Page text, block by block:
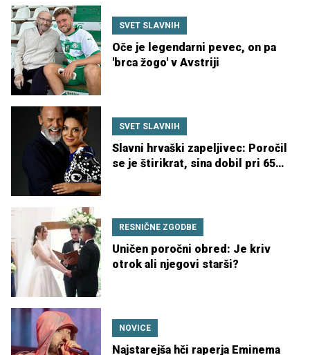
SVET SLAVNIH
Oče je legendarni pevec, on pa
'brca žogo' v Avstriji
SVET SLAVNIH
Slavni hrvaški zapeljivec: Poročil
se je štirikrat, sina dobil pri 65
RESNIČNE ZGODBE
Uničen poročni obred: Je kriv
otrok ali njegovi starši?
NOVICE
Najstarejša hči raperja Eminema